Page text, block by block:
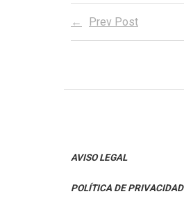
Prev Post
AVISO LEGAL
POLÍTICA DE PRIVACIDAD